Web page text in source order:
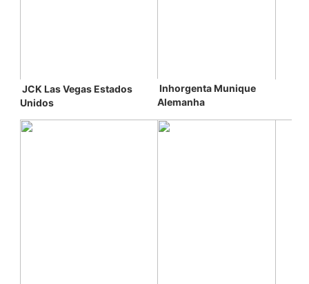
JCK Las Vegas Estados
Unidos
Alemanha